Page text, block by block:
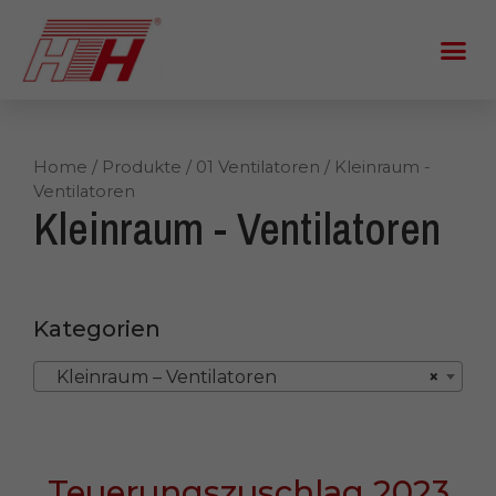
Home / Produkte / 01 Ventilatoren / Kleinraum -
Ventilatoren
Kleinraum - Ventilatoren
Kategorien
×
Kleinraum – Ventilatoren